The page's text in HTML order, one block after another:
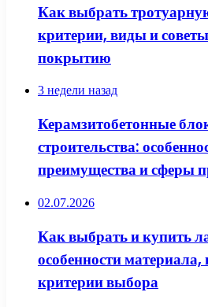
Как выбрать
критерии, виды и
покрытию
3 недели назад
Керамзитобетонные
строительства:
преимущества и сферы
02.07.2026
Как выбрать и купить
особенности
критерии выбора